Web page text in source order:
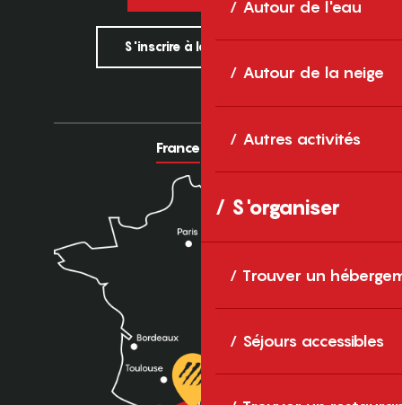
Autour de l'eau
Autour de la neige
Autres activités
S'organiser
Trouver un
Séjours accessibles
S'inscrire à la newsletter
France Europe